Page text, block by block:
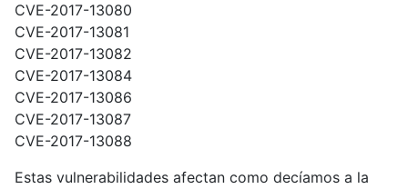
CVE-2017-13080
CVE-2017-13081
CVE-2017-13082
CVE-2017-13084
CVE-2017-13086
CVE-2017-13087
CVE-2017-13088
Estas vulnerabilidades afectan como decíamos a la